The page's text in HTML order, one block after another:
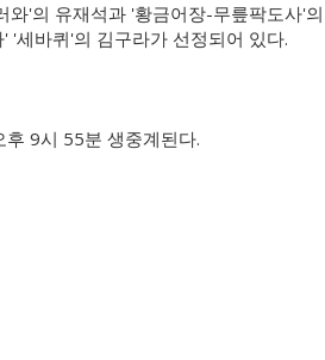
'의 유재석과 '황금어장-무릎팍도사'
'세바퀴'의 김구라가 선정되어 있다.
9시 55분 생중계된다.